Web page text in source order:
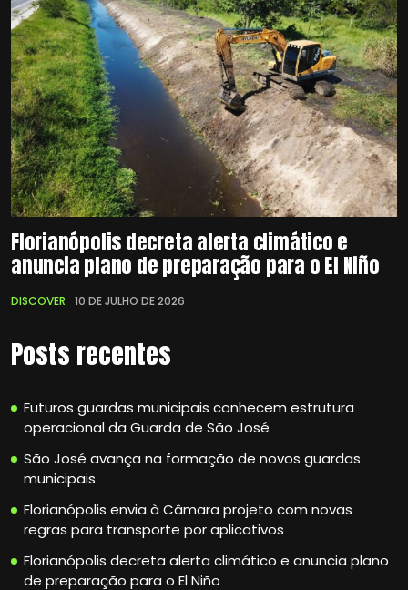
Florianópolis decreta alerta climático e
anuncia plano de preparação para o El Niño
DISCOVER 10 DE JULHO DE 2026
Posts recentes
Futuros guardas municipais conhecem estrutura
operacional da Guarda de São José
São José avança na formação de novos guardas
municipais
Florianópolis envia à Câmara projeto com novas
regras para transporte por aplicativos
Florianópolis decreta alerta climático e anuncia plano
de preparação para o El Niño